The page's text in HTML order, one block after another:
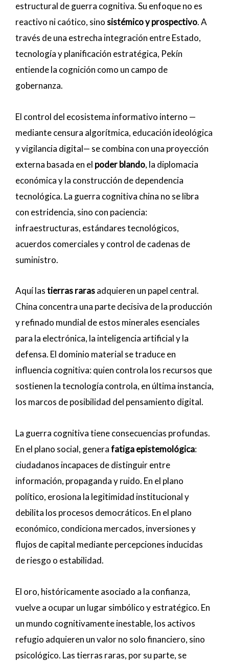
estructural de guerra cognitiva. Su enfoque no es
reactivo ni caótico, sinosistémico y prospectivo. A
través de una estrecha integración entre Estado,
tecnología y planificación estratégica, Pekín
entiende la cognición como un campo de
gobernanza.
El control del ecosistema informativo interno —
mediante censura algorítmica, educación ideológica
y vigilancia digital— se combina con una proyección
externa basada en el poder blando, la diplomacia
económica y la construcción de dependencia
tecnológica. La guerra cognitiva china no se libra
con estridencia, sino con paciencia:
infraestructuras, estándares tecnológicos,
acuerdos comerciales y control de cadenas de
suministro.
Aquí lastierras rarasadquieren un papel central.
China concentra una parte decisiva de la producción
y refinado mundial de estos minerales esenciales
para la electrónica, la inteligencia artificial y la
defensa. El dominio material se traduce en
influencia cognitiva: quien controla los recursos que
sostienen la tecnología controla, en última instancia,
los marcos de posibilidad del pensamiento digital.
La guerra cognitiva tiene consecuencias profundas.
En el plano social, generafatiga epistemológica:
ciudadanos incapaces de distinguir entre
información, propaganda y ruido. En el plano
político, erosiona la legitimidad institucional y
debilita los procesos democráticos. En el plano
económico, condiciona mercados, inversiones y
flujos de capital mediante percepciones inducidas
de riesgo o estabilidad.
El oro, históricamente asociado a la confianza,
vuelve a ocupar un lugar simbólico y estratégico. En
un mundo cognitivamente inestable, los activos
refugio adquieren un valor no solo financiero, sino
psicológico. Las tierras raras, por su parte, se